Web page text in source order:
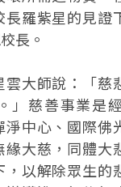
羅紫星的見證
長。
大師說：「慈
」慈善事業是
中心、國際佛
大慈，同體大
以解除眾生的